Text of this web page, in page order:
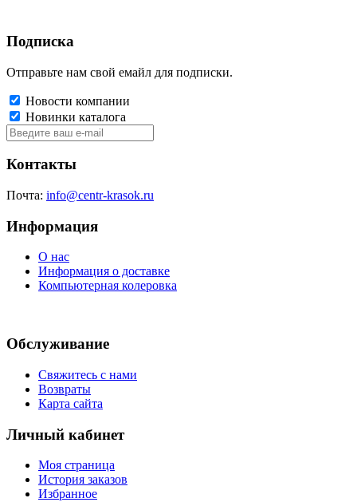
Подписка
Отправьте нам свой емайл для подписки.
Новости компании
Новинки каталога
Контакты
Почта: info@centr-krasok.ru
Информация
О нас
Информация о доставке
Компьютерная колеровка
Обслуживание
Свяжитесь с нами
Возвраты
Карта сайта
Личный кабинет
Моя страница
История заказов
Избранное